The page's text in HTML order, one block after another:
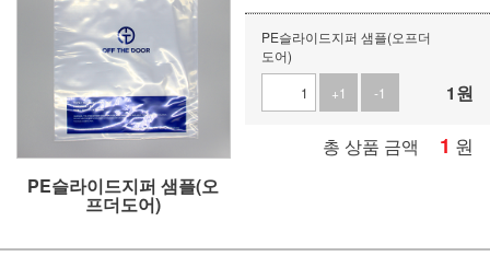
PE슬라이드지퍼 샘플(오
프더도어)
PE슬라이드지퍼 샘플(오프더
도어)
+1
-1 1원
총 상품 금액 1 원